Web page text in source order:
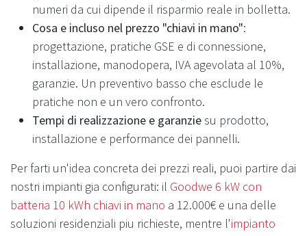
numeri da cui dipende il risparmio reale in bolletta.
Cosa e incluso nel prezzo "chiavi in mano":
progettazione, pratiche GSE e di connessione,
installazione, manodopera, IVA agevolata al 10%,
garanzie. Un preventivo basso che esclude le
pratiche non e un vero confronto.
Tempi di realizzazione e garanziesu prodotto,
installazione e performance dei pannelli.
Per farti un'idea concreta dei prezzi reali, puoi partire dai
nostri impianti gia configurati: il Goodwe 6 kW con
batteria 10 kWh chiavi in mano a 12.000€ e una delle
soluzioni residenziali piu richieste, mentre l'impianto